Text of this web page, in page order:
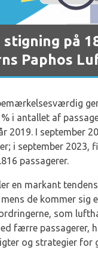
på
Paphos
i antallet af
2019. I september
i september 2023,
passagerer.
en markant
de kommer sig
som
færre passagerer,
og strategier for